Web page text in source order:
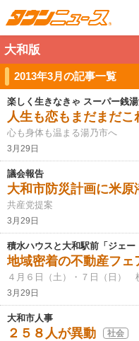
大和版
2013年3月の記事一覧
楽しく生きなきゃ スーパー銭湯
人生も恋もまだまだこ
心も身体も温まる湯乃市へ
3月29日
議会報告
大和市防災計画に米原
共産党提案
3月29日
積水ハウスと大和駅前「ジェ
地域密着の不動産フェ
４月６日（土）・７日（日）
3月29日
大和市人事
２５８人が異動 社会